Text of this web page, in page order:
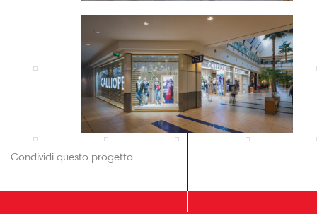
Condividi questo progetto